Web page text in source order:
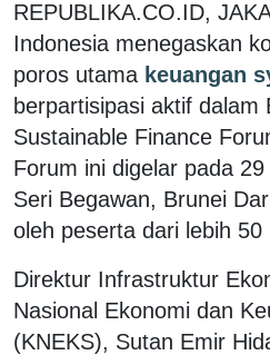
REPUBLIKA.CO.ID,
Indonesia menegaskan
poros utama keuangan
berpartisipasi aktif dalam
Sustainable Finance
Forum ini digelar pada
Seri Begawan, Brunei
oleh peserta dari lebih 50
Direktur Infrastruktur
Nasional Ekonomi dan
(KNEKS), Sutan Emir